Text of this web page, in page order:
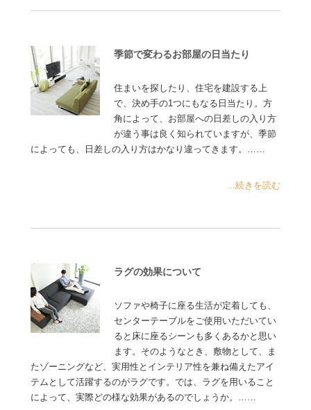
季節で変わるお部屋の日当たり
住まいを探したり、住宅を建設する上
で、決め手の1つにもなる日当たり。方
角によって、お部屋への日差しの入り方
が違う事は良く知られていますが、季節
によっても、日差しの入り方はかなり違ってきます。……
...続きを読む
ラグの効果について
ソファや椅子に座る生活が定着しても、
センターテーブルをご使用いただいてい
ると床に座るシーンも多くあるかと思い
ます。そのようなとき、敷物として、ま
たゾーニングなど、実用性とインテリア性を兼ね備えたアイ
テムとして活躍するのがラグです。では、ラグを用いること
によって、実際どの様な効果があるのでしょうか。……